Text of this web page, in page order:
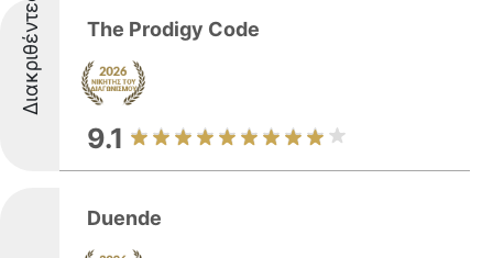
Διακριθέντες The Prodigy Code
9.1
Duende